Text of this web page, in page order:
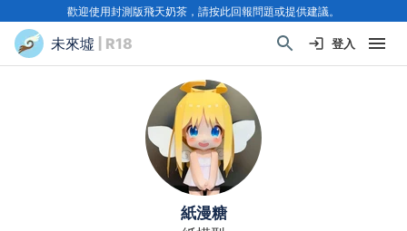
歡迎使用封測版飛天奶茶，請按此回報問題或提供建議。
未來墟 | R18 登入
紙漫糖